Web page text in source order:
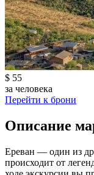
$ 55
за человека
Перейти к брони
Описание
Ереван — один из
происходит от